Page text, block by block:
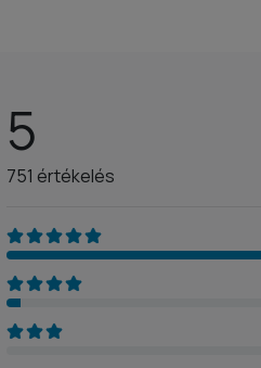
5
751 értékelés